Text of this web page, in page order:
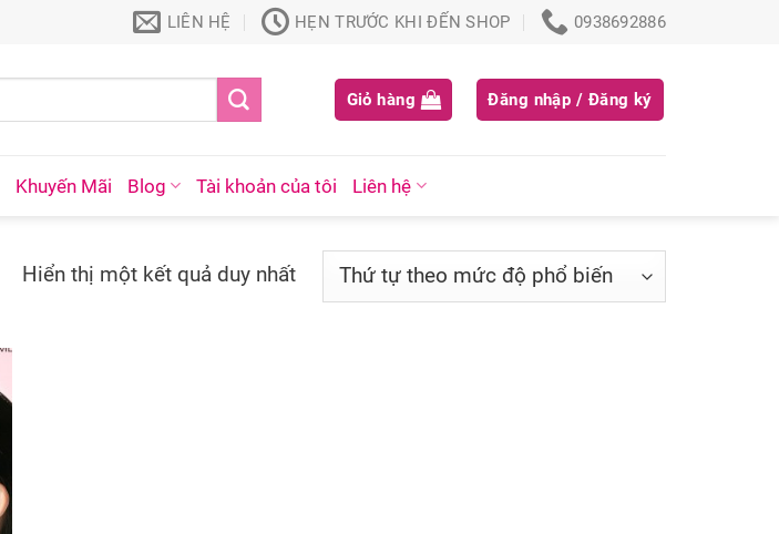
LIÊN HỆ HẸN TRƯỚC KHI ĐẾN SHOP 0938692886
Giỏ hàng Đăng nhập / Đăng ký
Khuyến Mãi Blog Tài khoản của tôi Liên hệ
Hiển thị một kết quả duy nhất